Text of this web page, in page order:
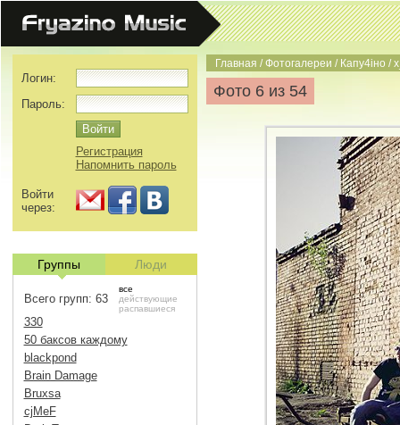
Главная /Фотогалереи / Капу4iно /
Фото 6 из 54
Логин:
Пароль:
Регистрация
Напомнить пароль
Войти
через:
Группы Люди
Всего групп: 63
все
действующие
распавшиеся
330
50 баксов каждому
blackpond
Brain Damage
Bruxsa
cjMeF